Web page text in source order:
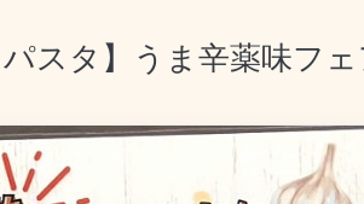
パスタ】うま辛薬味フ